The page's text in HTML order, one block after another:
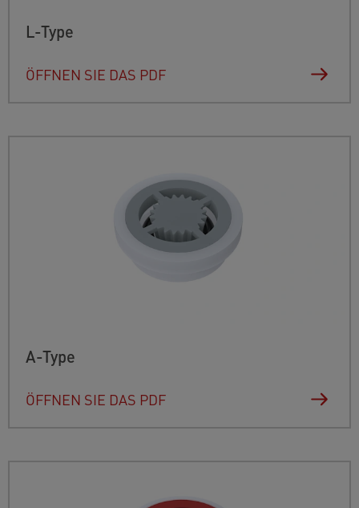
L-Type
ÖFFNEN SIE DAS PDF
A-Type
ÖFFNEN SIE DAS PDF